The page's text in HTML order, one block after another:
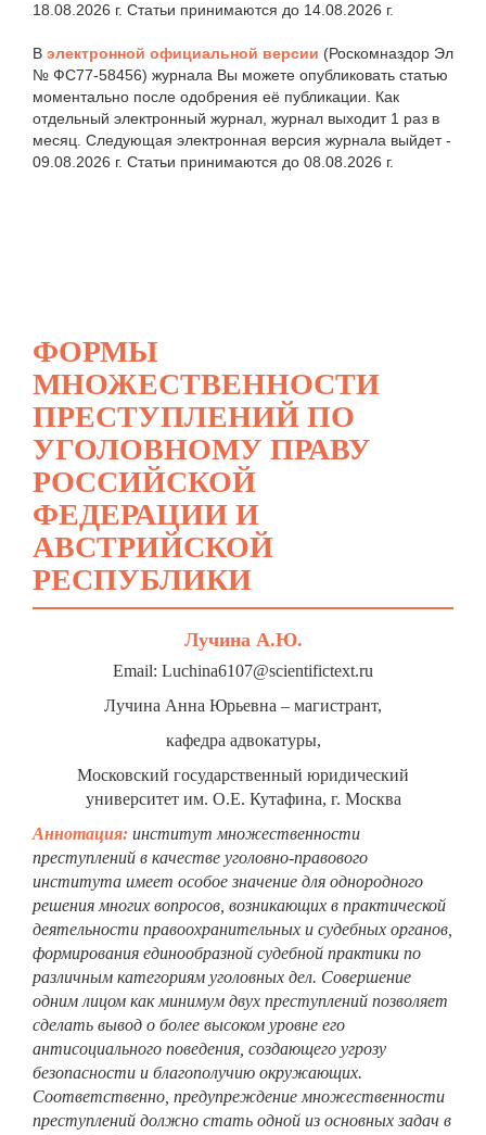
18.08.2026 г. Статьи принимаются до 14.08.2026 г.
В электронной официальной версии (Роскомназдор Эл
№ ФС77-58456) журнала Вы можете опубликовать статью
моментально после одобрения её публикации. Как
отдельный электронный журнал, журнал выходит 1 раз в
месяц. Следующая электронная версия журнала выйдет -
09.08.2026 г. Статьи принимаются до 08.08.2026 г.
ФОРМЫ
МНОЖЕСТВЕННОСТИ
ПРЕСТУПЛЕНИЙ ПО
УГОЛОВНОМУ ПРАВУ
РОССИЙСКОЙ
ФЕДЕРАЦИИ И
АВСТРИЙСКОЙ
РЕСПУБЛИКИ
Лучина А.Ю.
Email: Luchina6107@scientifictext.ru
Лучина Анна Юрьевна – магистрант,
кафедра адвокатуры,
Московский государственный юридический
университет им. О.Е. Кутафина, г. Москва
Аннотация: институт множественности
преступлений в качестве уголовно-правового
института имеет особое значение для однородного
решения многих вопросов, возникающих в практической
деятельности правоохранительных и судебных органов,
формирования единообразной судебной практики по
различным категориям уголовных дел. Совершение
одним лицом как минимум двух преступлений позволяет
сделать вывод о более высоком уровне его
антисоциального поведения, создающего угрозу
безопасности и благополучию окружающих.
Соответственно, предупреждение множественности
преступлений должно стать одной из основных задач в